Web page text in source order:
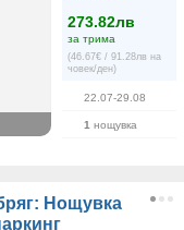
273.82лв
за трима
(46.67€ / 91.28лв на
човек/ден)
22.07-29.08
1 нощувка
Нощувка